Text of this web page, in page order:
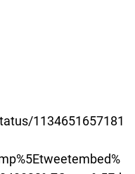
1134651657181